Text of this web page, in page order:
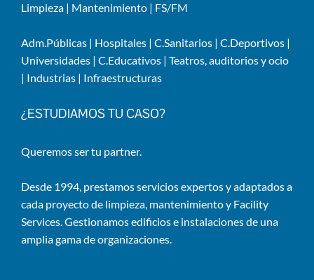
Limpieza | Mantenimiento | FS/FM
Adm.Públicas | Hospitales | C.Sanitarios | C.Deportivos |
Universidades | C.Educativos | Teatros, auditorios y ocio
| Industrias | Infraestructuras
¿ESTUDIAMOS TU CASO?
Queremos ser tu partner.
Desde 1994, prestamos servicios expertos y adaptados a
cada proyecto de limpieza, mantenimiento y Facility
Services. Gestionamos edificios e instalaciones de una
amplia gama de organizaciones.